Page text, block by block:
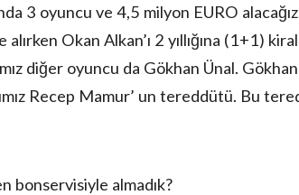
3 oyuncu ve 4,5 milyon EURO
Okan Alkan’ı 2 yıllığına (1+1)
diğer oyuncu da Gökhan Ünal.
Recep Mamur’ un tereddütü. Bu
bonservisiyle almadık?